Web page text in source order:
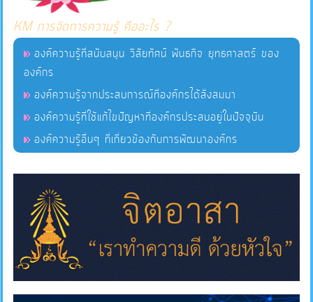
ข่าวสาร
บริการ
ข้อมูล
การ
จัดการ
ความ
การ
ดำเนิน
งาน
KM การจัดการความรู้ คืออะไร ?
องค์ความรู้ที่สนับสนุน วิสัยทัศน์ พันธกิจ ยุทธศาสตร์ ของ
องค์กร
องค์ความรู้จากประสบการณ์ที่องค์กรได้สั่งสมมา
องค์ความรู้ที่ใช้แก้ไขปัญหาที่องค์กรประสบอยู่ในปัจจุบัน
องค์ความรู้อื่นๆ ที่เกี่ยวข้องกับการพัฒนาองค์กร